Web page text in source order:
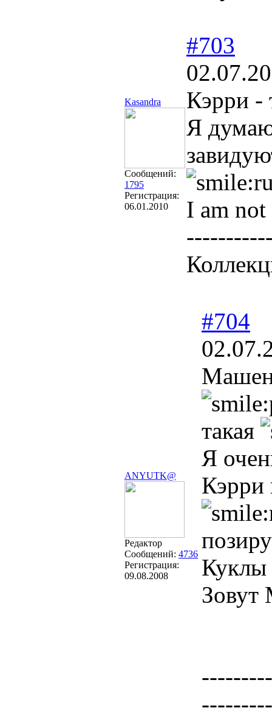
Kasandra
Сообщений:
1795
Регистрация:
06.01.2010
#703
Кэрри -
Я
I am
ANYUTK@
Редактор
Сообщений: 4736
Регистрация:
09.08.2008
#704
такая
Я
Кэрри
Куклы